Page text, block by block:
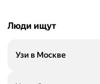
Люди ищут
Узи в Москве